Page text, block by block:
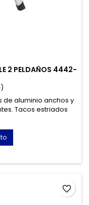
2 PELDAÑOS 4442-
aluminio anchos y
Tacos estriados
Resiste hasta
favorite_border